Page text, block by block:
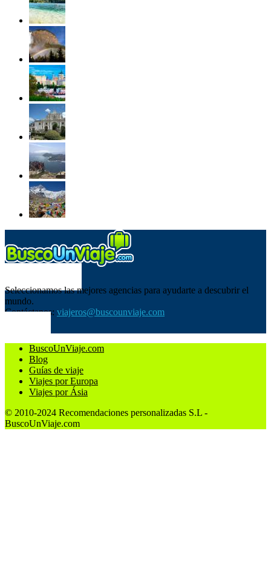
Seleccionamos las mejores agencias para ayudarte a descubrir el
mundo.
Contáctanos: viajeros@buscounviaje.com
BuscoUnViaje.com
Blog
Guías de viaje
Viajes por Europa
Viajes por Ásia
© 2010-2024 Recomendaciones personalizadas S.L -
BuscoUnViaje.com